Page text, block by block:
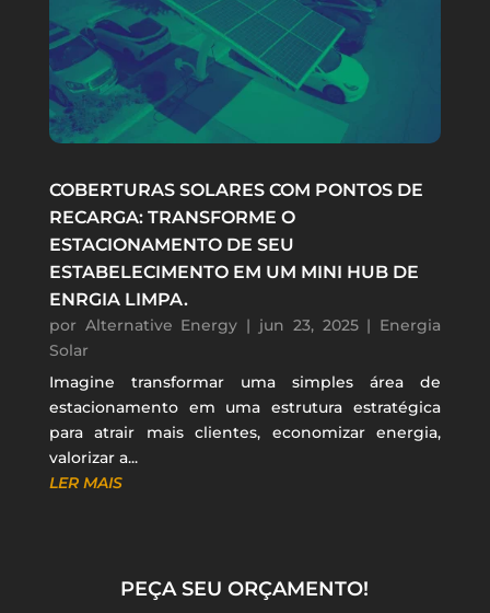
COBERTURAS SOLARES COM PONTOS DE
RECARGA: TRANSFORME O
ESTACIONAMENTO DE SEU
ESTABELECIMENTO EM UM MINI HUB DE
ENRGIA LIMPA.
por Alternative Energy | jun 23, 2025| Energia
Solar
Imagine transformar uma simples área de
estacionamento em uma estrutura estratégica
para atrair mais clientes, economizar energia,
valorizar a...
LER MAIS
PEÇA SEU ORÇAMENTO!